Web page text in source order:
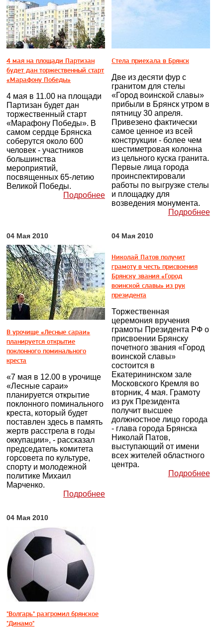
4 мая на площади Партизан
будет дан торжественный старт
«Марафону Победы»
4 мая в 11.00 на площади
Партизан будет дан
торжественный старт
«Марафону Победы». В
самом сердце Брянска
соберутся около 600
человек - участников
большинства
мероприятий,
посвященных 65-летию
Великой Победы.
Подробнее
Стела приехала в Брянск
Две из десяти фур с
гранитом для стелы
«Город воинской славы»
прибыли в Брянск утром в
пятницу 30 апреля.
Привезено фактически
самое ценное из всей
конструкции - более чем
шестиметровая колонна
из цельного куска гранита.
Первые лица города
проинспектировали
работы по выгрузке стелы
и площадку для
возведения монумента.
Подробнее
04 Мая 2010
В урочище «Лесные сараи»
планируется открытие
поклонного поминального
креста
«7 мая в 12.00 в урочище
«Лесные сараи»
планируется открытие
поклонного поминального
креста, который будет
поставлен здесь в память
жертв расстрела в годы
оккупации», - рассказал
председатель комитета
горсовета по культуре,
спорту и молодежной
политике Михаил
Марченко.
Подробнее
04 Мая 2010
Николай Патов получит
грамоту в честь присвоения
Брянску звания «Город
воинской славы» из рук
президента
Торжественная
церемония вручения
грамоты Президента РФ о
присвоении Брянску
почетного звания «Город
воинской славы»
состоится в
Екатерининском зале
Московского Кремля во
вторник, 4 мая. Грамоту
из рук Президента
получит высшее
должностное лицо города
- глава города Брянска
Николай Патов,
выступающий от имени
всех жителей областного
центра.
Подробнее
04 Мая 2010
"Волгарь" разгромил брянское
"Динамо"